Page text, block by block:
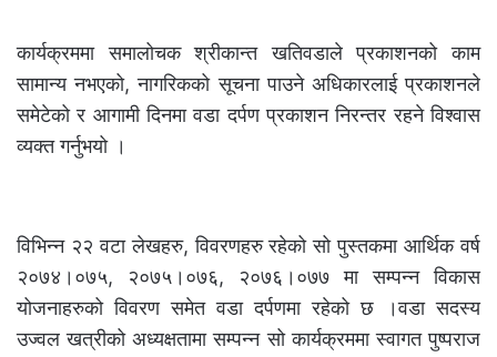
कार्यक्रममा समालोचक श्रीकान्त खतिवडाले प्रकाशनको काम
सामान्य नभएको, नागरिकको सूचना पाउने अधिकारलाई प्रकाशनले
समेटेको र आगामी दिनमा वडा दर्पण प्रकाशन निरन्तर रहने विश्वास
व्यक्त गर्नुभयो ।
विभिन्न २२ वटा लेखहरु, विवरणहरु रहेको सो पुस्तकमा आर्थिक वर्ष
२०७४।०७५, २०७५।०७६, २०७६।०७७ मा सम्पन्न विकास
योजनाहरुको विवरण समेत वडा दर्पणमा रहेको छ ।वडा सदस्य
उज्वल खत्रीको अध्यक्षतामा सम्पन्न सो कार्यक्रममा स्वागत पुष्पराज